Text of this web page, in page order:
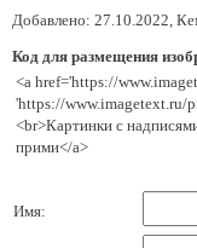
Добавлено: 27.10.2022,
Код для размещения
<a href='https://
'https://www.imagetext.ru/
<br>Картинки с
прими</a>
Имя: